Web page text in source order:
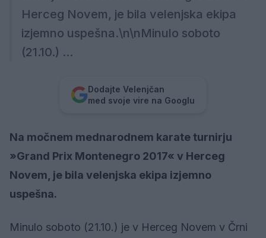
Herceg Novem, je bila velenjska ekipa
izjemno uspešna.\n\nMinulo soboto
(21.10.) ...
Dodajte Velenjčan
med svoje vire na Googlu
Na močnem mednarodnem karate turnirju
»Grand Prix Montenegro 2017« v Herceg
Novem, je bila velenjska ekipa izjemno
uspešna.
Minulo soboto (21.10.) je v Herceg Novem v Črni